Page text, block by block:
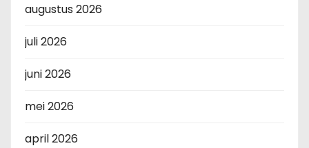
augustus 2026
juli 2026
juni 2026
mei 2026
april 2026